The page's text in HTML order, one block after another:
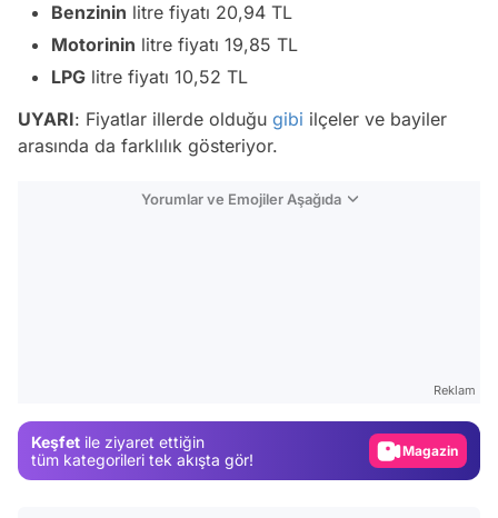
Benzinin litre fiyatı 20,94 TL
Motorinin litre fiyatı 19,85 TL
LPG litre fiyatı 10,52 TL
UYARI: Fiyatlar illerde olduğu gibi ilçeler ve bayiler
arasında da farklılık gösteriyor.
Yorumlar ve Emojiler Aşağıda
Reklam
Keşfet ile ziyaret ettiğin
tüm kategorileri tek akışta gör!
Gündem
Magazin
Video